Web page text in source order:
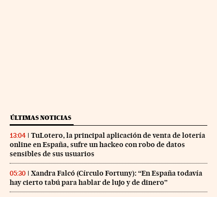
ÚLTIMAS NOTICIAS
13:04
TuLotero, la principal aplicación de venta de lotería
online en España, sufre un hackeo con robo de datos
sensibles de sus usuarios
05:30
Xandra Falcó (Círculo Fortuny): “En España todavía
hay cierto tabú para hablar de lujo y de dinero”